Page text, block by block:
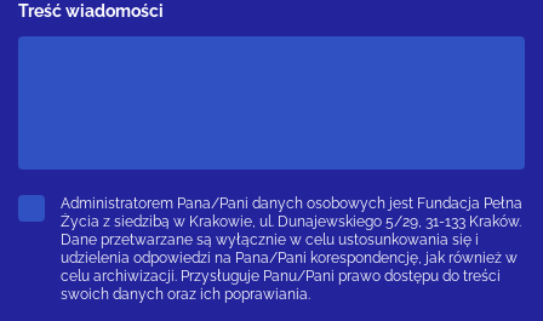
Treść wiadomości
Administratorem Pana/Pani danych osobowych jest Fundacja Pełna
Życia z siedzibą w Krakowie, ul. Dunajewskiego 5/29, 31-133 Kraków.
Dane przetwarzane są wyłącznie w celu ustosunkowania się i
udzielenia odpowiedzi na Pana/Pani korespondencję, jak również w
celu archiwizacji. Przysługuje Panu/Pani prawo dostępu do treści
swoich danych oraz ich poprawiania.